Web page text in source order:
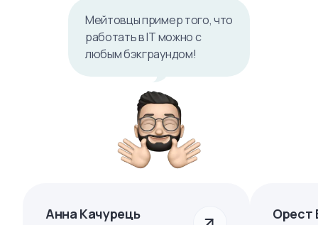
Мейтовцы пример того, что
работать в IТ можно с
любым бэкграундом!
Анна Качурець Орест